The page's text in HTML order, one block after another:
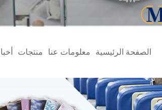
الصفحة الرئيسية معلومات عنا منتجات